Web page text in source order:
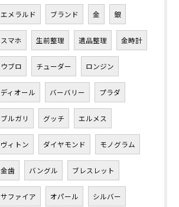
エメラルド ブランド 金 銀
スマホ 生前整理 遺品整理 金時計
ウブロ チューダー ロンジン
ディオール バーバリー プラダ
ブルガリ グッチ エルメス
ヴィトン ダイヤモンド モノグラム
金歯 バングル ブレスレット
サファイア オパール シルバー